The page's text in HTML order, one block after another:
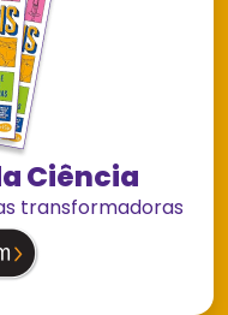
Ciência
transformadoras